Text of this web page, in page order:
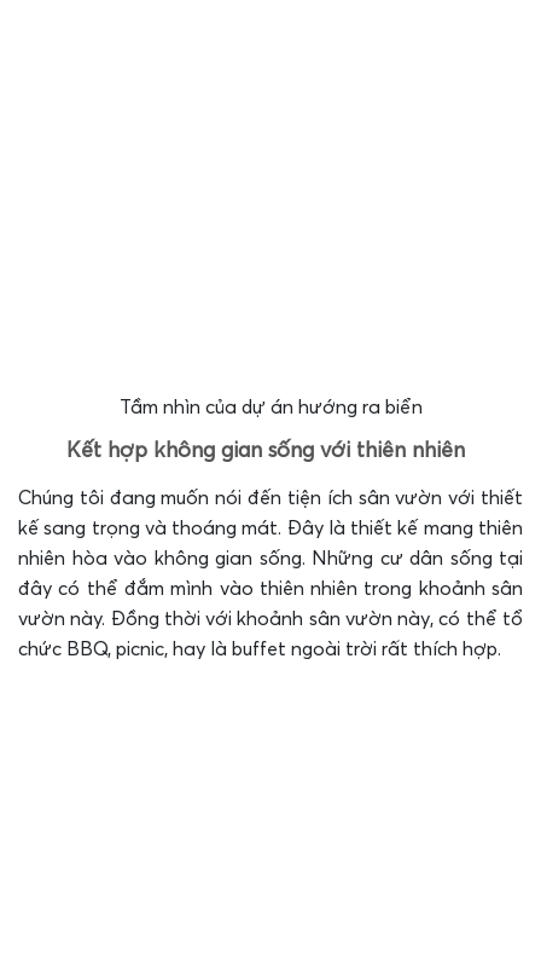
Tầm nhìn của dự án hướng ra biển
Kết hợp không gian sống với thiên nhiên
Chúng tôi đang muốn nói đến tiện ích sân vườn với thiết
kế sang trọng và thoáng mát. Đây là thiết kế mang thiên
nhiên hòa vào không gian sống. Những cư dân sống tại
đây có thể đắm mình vào thiên nhiên trong khoảnh sân
vườn này. Đồng thời với khoảnh sân vườn này, có thể tổ
chức BBQ, picnic, hay là buffet ngoài trời rất thích hợp.